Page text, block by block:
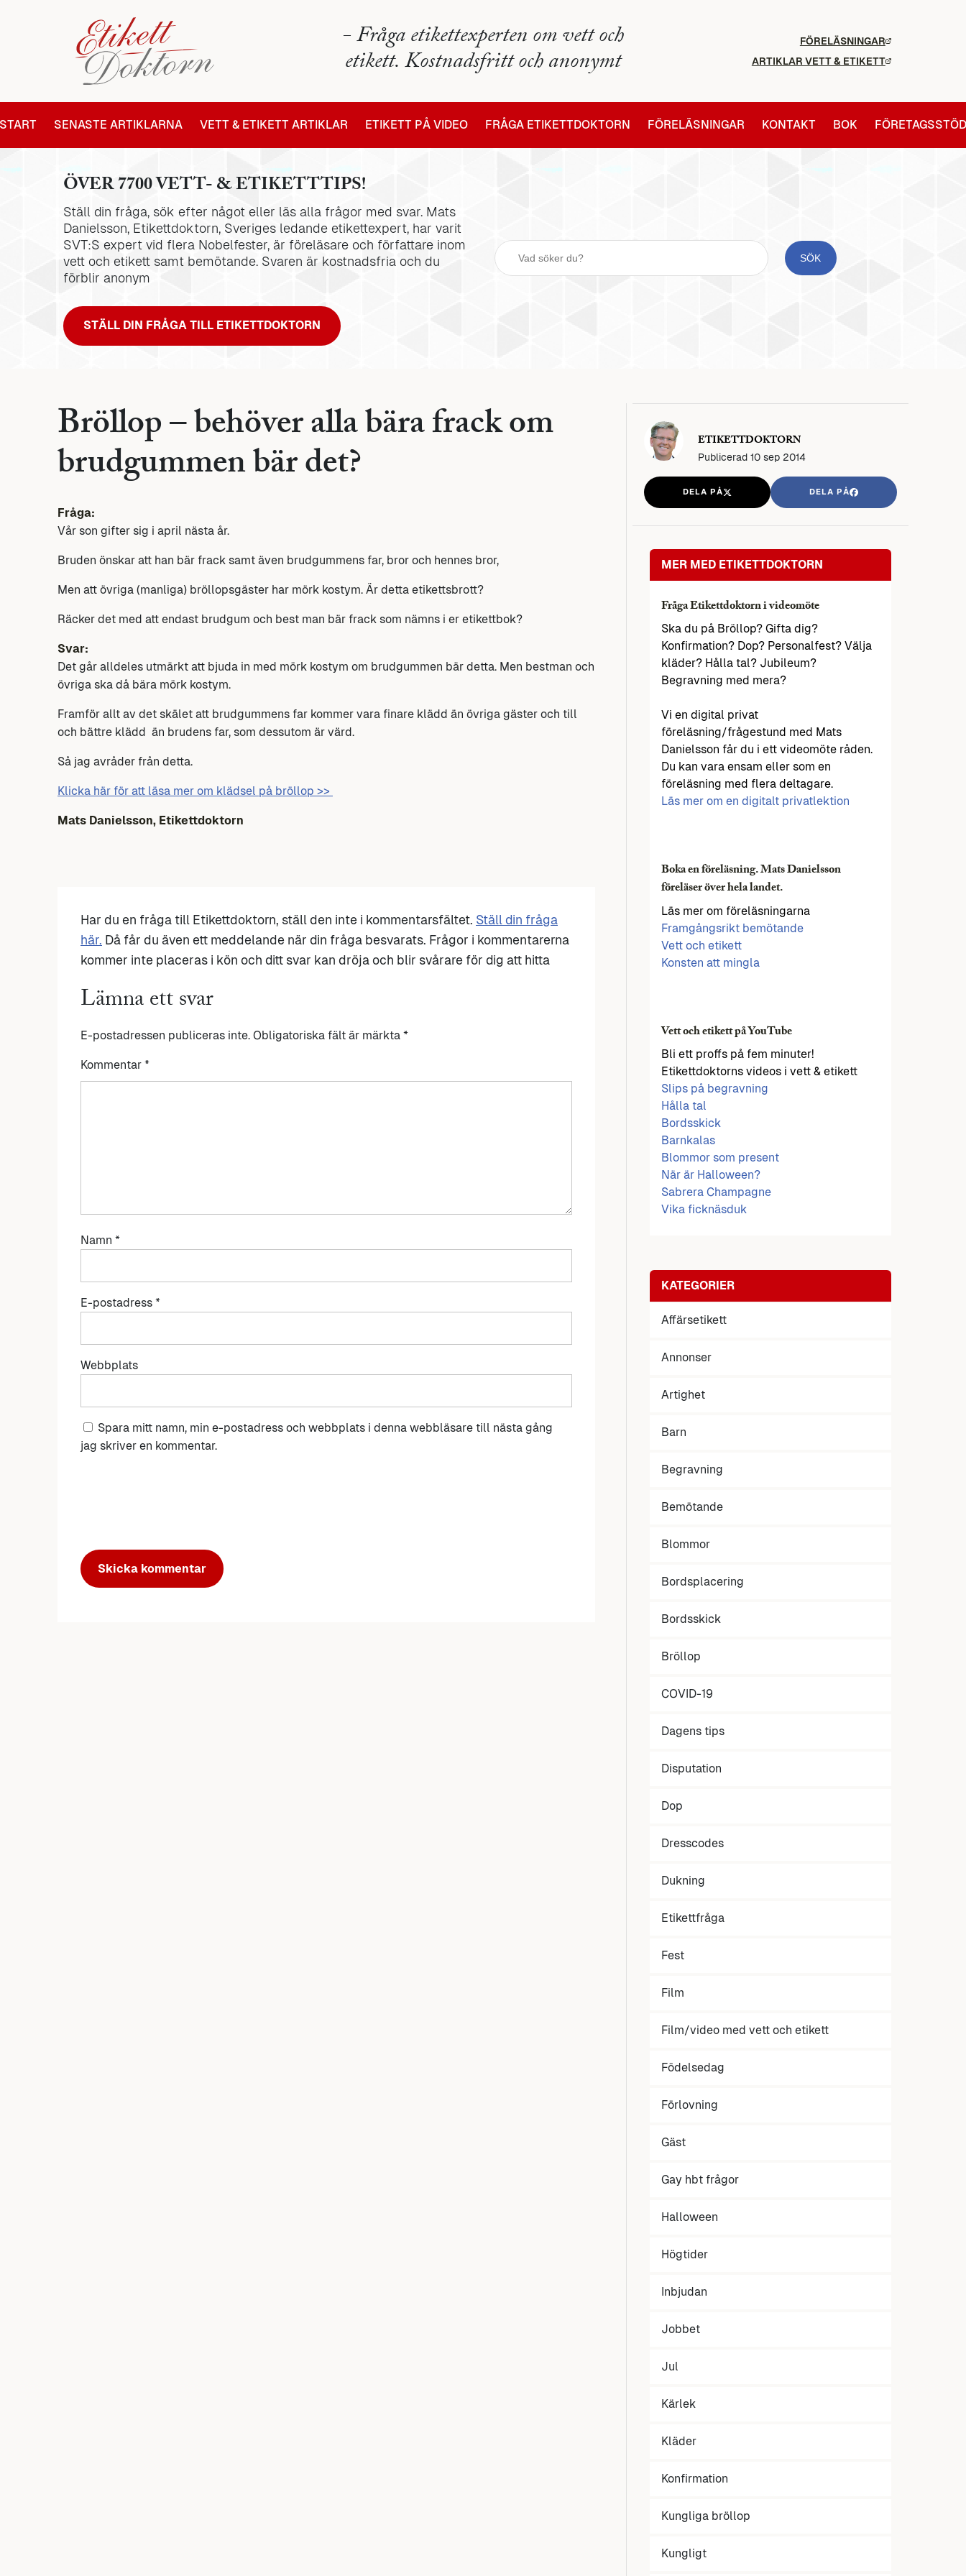
- Fråga etikettexperten om vett och
etikett. Kostnadsfritt och anonymt
FÖRELÄSNINGAR
ARTIKLAR VETT & ETIKETT
START SENASTE ARTIKLARNA VETT & ETIKETT ARTIKLAR ETIKETT PÅ VIDEO FRÅGA ETIKETTDOKTORN FÖRELÄSNINGAR KONTAKT BOK FÖRETAGSSTÖD
ÖVER 7700 VETT- & ETIKETTTIPS!
Ställ din fråga, sök efter något eller läs alla frågor med svar. Mats
Danielsson, Etikettdoktorn, Sveriges ledande etikettexpert, har varit
SVT:S expert vid flera Nobelfester, är föreläsare och författare inom
vett och etikett samt bemötande. Svaren är kostnadsfria och du
förblir anonym
STÄLL DIN FRÅGA TILL ETIKETTDOKTORN
Bröllop – behöver alla bära frack om
brudgummen bär det?
Fråga:
Vår son gifter sig i april nästa år.
Bruden önskar att han bär frack samt även brudgummens far, bror och hennes bror,
Men att övriga (manliga) bröllopsgäster har mörk kostym. Är detta etikettsbrott?
Räcker det med att endast brudgum och best man bär frack som nämns i er etikettbok?
Svar:
Det går alldeles utmärkt att bjuda in med mörk kostym om brudgummen bär detta. Men bestman och
övriga ska då bära mörk kostym.
Framför allt av det skälet att brudgummens far kommer vara finare klädd än övriga gäster och till
och bättre klädd än brudens far, som dessutom är värd.
Så jag avråder från detta.
Klicka här för att läsa mer om klädsel på bröllop >>
Mats Danielsson, Etikettdoktorn
Har du en fråga till Etikettdoktorn, ställ den inte i kommentarsfältet. Ställ din fråga
här. Då får du även ett meddelande när din fråga besvarats. Frågor i kommentarerna
kommer inte placeras i kön och ditt svar kan dröja och blir svårare för dig att hitta
Lämna ett svar
E-postadressen publiceras inte. Obligatoriska fält är märkta *
Kommentar *
Namn *
E-postadress *
Webbplats
Spara mitt namn, min e-postadress och webbplats i denna webbläsare till nästa gång
jag skriver en kommentar.
ETIKETTDOKTORN
Publicerad 10 sep 2014
DELA PÅ DELA PÅ
MER MED ETIKETTDOKTORN
Fråga Etikettdoktorn i videomöte
Ska du på Bröllop? Gifta dig?
Konfirmation? Dop? Personalfest? Välja
kläder? Hålla tal? Jubileum?
Begravning med mera?
Vi en digital privat
föreläsning/frågestund med Mats
Danielsson får du i ett videomöte råden.
Du kan vara ensam eller som en
föreläsning med flera deltagare.
Läs mer om en digitalt privatlektion
Boka en föreläsning. Mats Danielsson
föreläser över hela landet.
Läs mer om föreläsningarna
Framgångsrikt bemötande
Vett och etikett
Konsten att mingla
Vett och etikett på YouTube
Bli ett proffs på fem minuter!
Etikettdoktorns videos i vett & etikett
Slips på begravning
Hålla tal
Bordsskick
Barnkalas
Blommor som present
När är Halloween?
Sabrera Champagne
Vika ficknäsduk
KATEGORIER
Affärsetikett
Annonser
Artighet
Barn
Begravning
Bemötande
Blommor
Bordsplacering
Bordsskick
Bröllop
COVID-19
Dagens tips
Disputation
Dop
Dresscodes
Dukning
Etikettfråga
Fest
Film
Film/video med vett och etikett
Födelsedag
Förlovning
Gäst
Gay hbt frågor
Halloween
Högtider
Inbjudan
Jobbet
Jul
Kärlek
Kläder
Konfirmation
Kungliga bröllop
Kungligt